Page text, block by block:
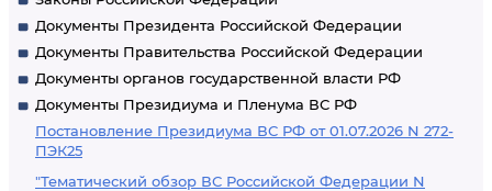
Документы Президента Российской Федерации
Документы Правительства Российской Федерации
Документы органов государственной власти РФ
Документы Президиума и Пленума ВС РФ
Постановление Президиума ВС РФ от 01.07.2026 N 272-
ПЭК25
"Тематический обзор ВС Российской Федерации N